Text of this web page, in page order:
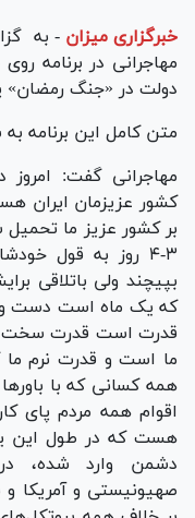
خبرگزاری میزان - به
مهاجرانی در برنامه
دولت در «جنگ رمضان»
متن کامل این برنامه
کشور عزیزمان ایران
بر کشور عزیز ما
۳-۴ روز به قول
بپیچند ولی باتلاقی
که یک ماه است دست و
قدرت است قدرت سخت
ما است و قدرت نرم
همه کسانی که با
اقوام همه مردم پای
هست که در طول این
دشمن وارد شده، در
صهیونیستی و آمریکا